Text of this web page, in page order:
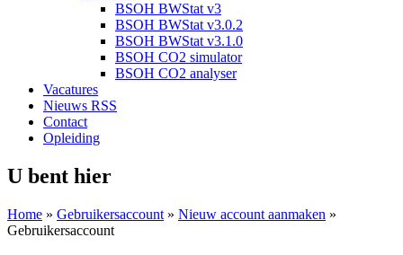
BSOH BWStat v3
BSOH BWStat v3.0.2
BSOH BWStat v3.1.0
BSOH CO2 simulator
BSOH CO2 analyser
Vacatures
Nieuws RSS
Contact
Opleiding
U bent hier
Home » Gebruikersaccount » Nieuw account aanmaken »
Gebruikersaccount